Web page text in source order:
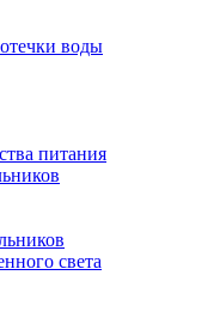
воды
питания
света